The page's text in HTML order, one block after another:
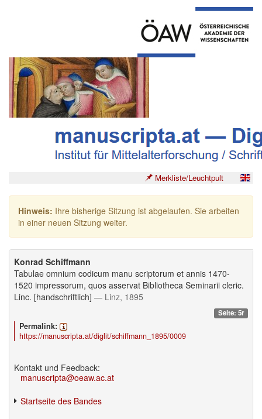
Merkliste/Leuchtpult
Hinweis: Ihre bisherige Sitzung ist abgelaufen. Sie arbeiten
in einer neuen Sitzung weiter.
Konrad Schiffmann
Tabulae omnium codicum manu scriptorum et annis 1470-
1520 impressorum, quos asservat Bibliotheca Seminarii cleric.
Linc. [handschriftlich] — Linz, 1895
Seite: 5r
Permalink:
https://manuscripta.at/diglit/schiffmann_1895/0009
Kontakt und Feedback:
manuscripta@oeaw.ac.at
Startseite des Bandes